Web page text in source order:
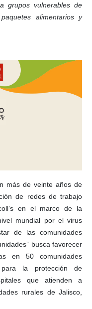
grupos vulnerables de
alimentarios y
más de veinte años de
de redes de trabajo
en el marco de la
mundial por el virus
de las comunidades
busca favorecer
en 50 comunidades
la protección de
que atienden a
rurales de Jalisco,